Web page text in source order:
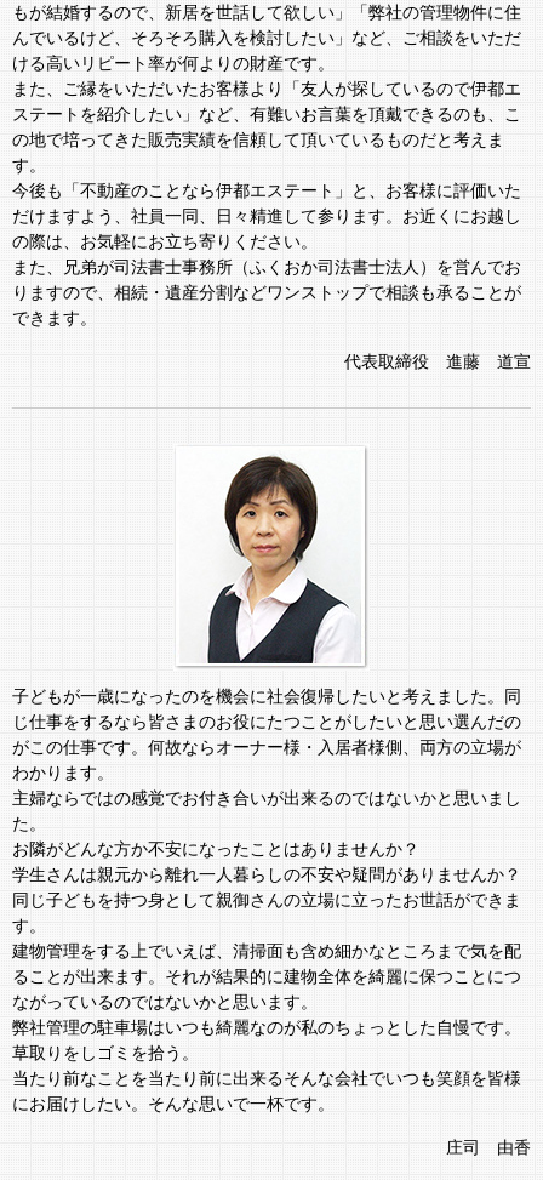
もが結婚するので、新居を世話して欲しい」「弊社の管理物件に住
んでいるけど、そろそろ購入を検討したい」など、ご相談をいただ
ける高いリピート率が何よりの財産です。
また、ご縁をいただいたお客様より「友人が探しているので伊都エ
ステートを紹介したい」など、有難いお言葉を頂戴できるのも、こ
の地で培ってきた販売実績を信頼して頂いているものだと考えま
す。
今後も「不動産のことなら伊都エステート」と、お客様に評価いた
だけますよう、社員一同、日々精進して参ります。お近くにお越し
の際は、お気軽にお立ち寄りください。
また、兄弟が司法書士事務所（ふくおか司法書士法人）を営んでお
りますので、相続・遺産分割などワンストップで相談も承ることが
できます。
代表取締役 進藤 道宣
子どもが一歳になったのを機会に社会復帰したいと考えました。同
じ仕事をするなら皆さまのお役にたつことがしたいと思い選んだの
がこの仕事です。何故ならオーナー様・入居者様側、両方の立場が
わかります。
主婦ならではの感覚でお付き合いが出来るのではないかと思いまし
た。
お隣がどんな方か不安になったことはありませんか？
学生さんは親元から離れ一人暮らしの不安や疑問がありませんか？
同じ子どもを持つ身として親御さんの立場に立ったお世話ができま
す。
建物管理をする上でいえば、清掃面も含め細かなところまで気を配
ることが出来ます。それが結果的に建物全体を綺麗に保つことにつ
ながっているのではないかと思います。
弊社管理の駐車場はいつも綺麗なのが私のちょっとした自慢です。
草取りをしゴミを拾う。
当たり前なことを当たり前に出来るそんな会社でいつも笑顔を皆様
にお届けしたい。そんな思いで一杯です。
庄司 由香